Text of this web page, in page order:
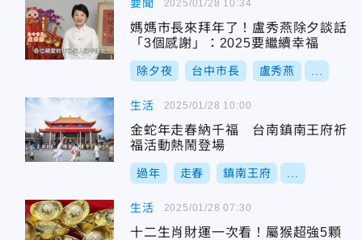
要聞
媽媽市長來拜年了！盧秀燕除夕談話
「3個感謝」：2025要繼續幸福
除夕夜 台中市長 盧秀燕
2025/01/28 10:34
生活
金蛇年走春納千福 台南鎮南王府祈
福活動熱鬧登場
過年 走春 鎮南王府
2025/01/28 10:00
生活
十二生肖財運一次看！屬猴超強5顆
2025/01/28 07:30